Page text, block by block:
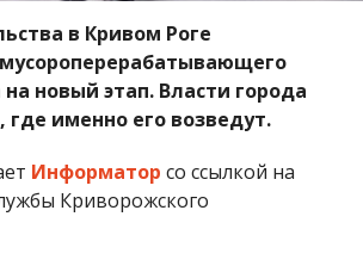
в Кривом Роге
новый этап. Власти города
где именно его возведут.
Информатор со ссылкой на
Криворожского